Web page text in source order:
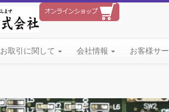
お取引に関して 会社情報 お客様サ